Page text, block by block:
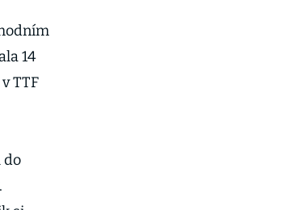
14
TTF
do